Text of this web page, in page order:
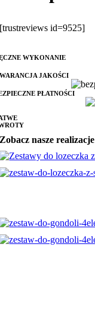
[trustreviews id=9525]
WYKONANIE
JAKOŚCI
PŁATNOŚCI
Zobacz nasze realizacje